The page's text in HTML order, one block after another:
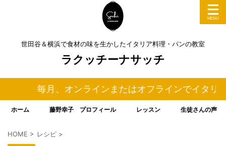
世田谷＆横浜で食材の味を生かしたイタリア料理・パンの教室
ラクッチーナサッチ
毎月、オンラインまたはオフラインでイタリア料理
ホーム 藤野幸子 プロフィール レッスン 生徒さんの声
HOME > レシピ >